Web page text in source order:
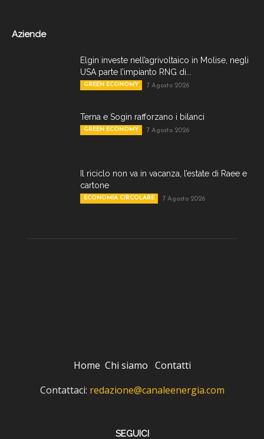
Aziende
Elgin investe nell’agrivoltaico in Molise, negli
USA parte l’impianto RNG di...
GREEN ECONOMY 7 Agosto 2026
Terna e Sogin rafforzano i bilanci
GREEN ECONOMY 7 Agosto 2026
Il riciclo non va in vacanza, l’estate di Raee e
cartone
ECONOMIA CIRCOLARE 7 Agosto 2026
Home Chi siamo Contatti
Contattaci: redazione@canaleenergia.com
SEGUICI